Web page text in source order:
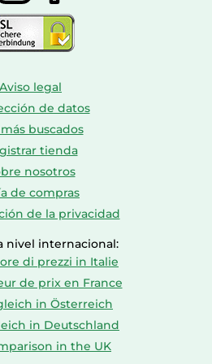
Aviso legal
de datos
buscados
tienda
nosotros
de compras
de la privacidad
nivel internacional:
di prezzi in Italie
de prix en France
in Österreich
in Deutschland
in the UK